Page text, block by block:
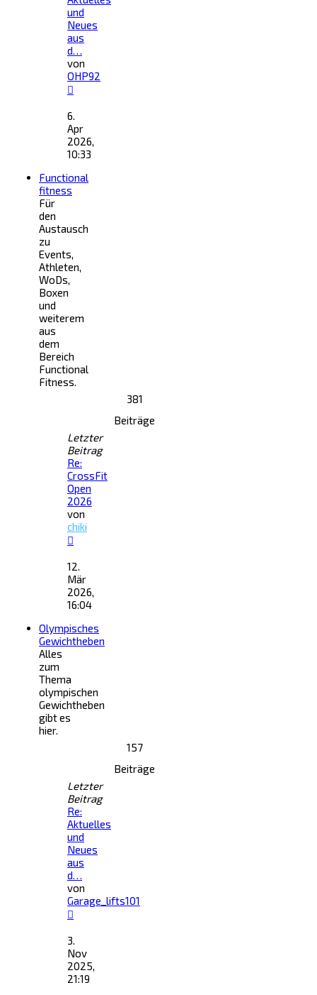
und
Neues
aus
d…
von
OHP92
Beitrag
6.
Apr
2026,
10:33
Functional
fitness
Für
den
Austausch
zu
Events,
Athleten,
WoDs,
Boxen
und
weiterem
aus
dem
Bereich
Functional
Fitness.
381
Beiträge
Letzter
Beitrag
Re:
CrossFit
Open
2026
von
chiki
Beitrag
12.
Mär
2026,
16:04
Olympisches
Gewichtheben
Alles
zum
Thema
olympischen
Gewichtheben
gibt es
hier.
157
Beiträge
Letzter
Beitrag
Re:
Aktuelles
und
Neues
aus
d…
von
Garage_lifts101
Beitrag
3.
Nov
2025,
21:19